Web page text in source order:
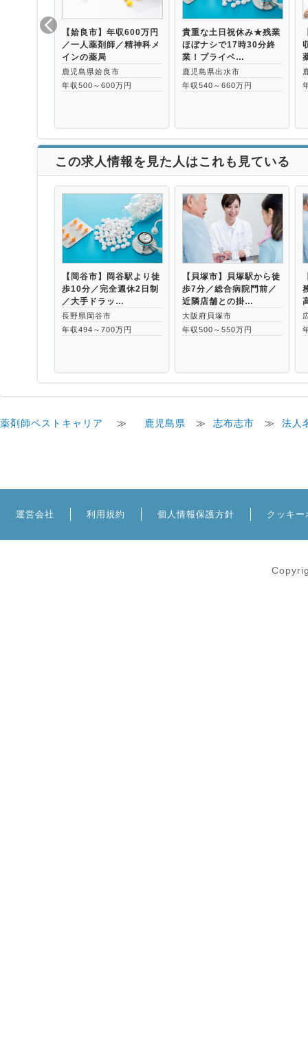
【姶良市】年収600万円
／一人薬剤師／精神科メ
インの薬局
鹿児島県姶良市
年収500～600万円
貴重な土日祝休み★残業
ほぼナシで17時30分終
業！プライベ…
鹿児島県出水市
年収540～660万円
この求人情報を見た人はこれも見ている
【岡谷市】岡谷駅より徒
歩10分／完全週休2日制
／大手ドラッ…
長野県岡谷市
年収494～700万円
【貝塚市】貝塚駅から徒
歩7分／総合病院門前／
近隣店舗との掛…
大阪府貝塚市
年収500～550万円
薬剤師ベストキャリア ≫ 鹿児島県 ≫ 志布志市 ≫ 法人
運営会社 利用規約 個人情報保護方針 クッキー